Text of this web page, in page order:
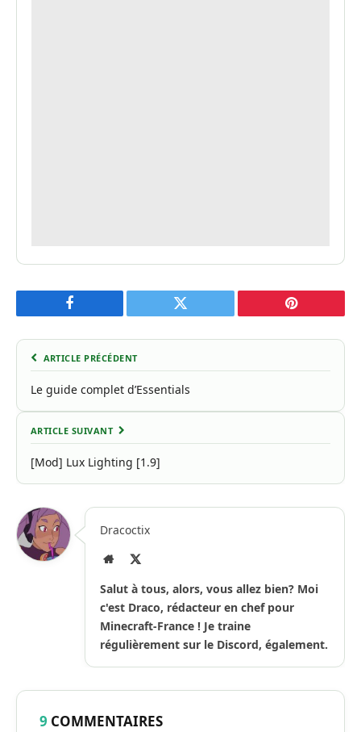
Facebook Twitter Pinterest
ARTICLE PRÉCÉDENT
Le guide complet d’Essentials
ARTICLE SUIVANT
[Mod] Lux Lighting [1.9]
Dracoctix
Site
Salut à tous, alors, vous allez bien? Moi
c'est Draco, rédacteur en chef pour
Minecraft-France ! Je traine
régulièrement sur le Discord, également.
9 COMMENTAIRES